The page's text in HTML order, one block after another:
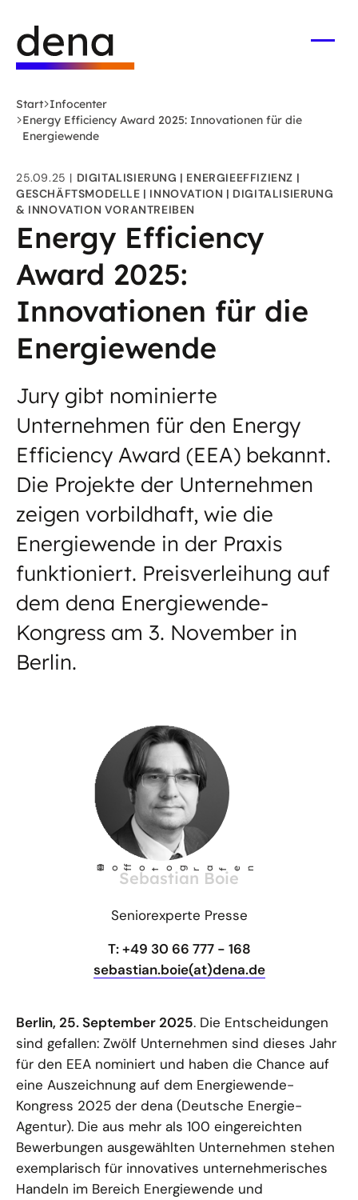
Hauptinhalt
springen
Deutsche
Energie-
Agentur
-
zur
Start Infocenter
Energy Efficiency Award 2025: Innovationen für die
Energiewende
25.09.25 DIGITALISIERUNG
ENERGIEEFFIZIENZ
GESCHÄFTSMODELLE
INNOVATION
DIGITALISIERUNG
& INNOVATION VORANTREIBEN
Energy Efficiency
Award 2025:
Innovationen für die
Energiewende
Jury gibt nominierte
Unternehmen für den Energy
Efficiency Award (EEA) bekannt.
Die Projekte der Unternehmen
zeigen vorbildhaft, wie die
Energiewende in der Praxis
funktioniert. Preisverleihung auf
dem dena Energiewende-
Kongress am 3. November in
Berlin.
©
Ho f
fotog r
a fen
Sebastian Boie
Seniorexperte Presse
T: +49 30 66 777 - 168
sebastian.boie(at)dena.de
Berlin, 25. September 2025. Die Entscheidungen
sind gefallen: Zwölf Unternehmen sind dieses Jahr
für den EEA nominiert und haben die Chance auf
eine Auszeichnung auf dem Energiewende-
Kongress 2025 der dena (Deutsche Energie-
Agentur). Die aus mehr als 100 eingereichten
Bewerbungen ausgewählten Unternehmen stehen
exemplarisch für innovatives unternehmerisches
Handeln im Bereich Energiewende und